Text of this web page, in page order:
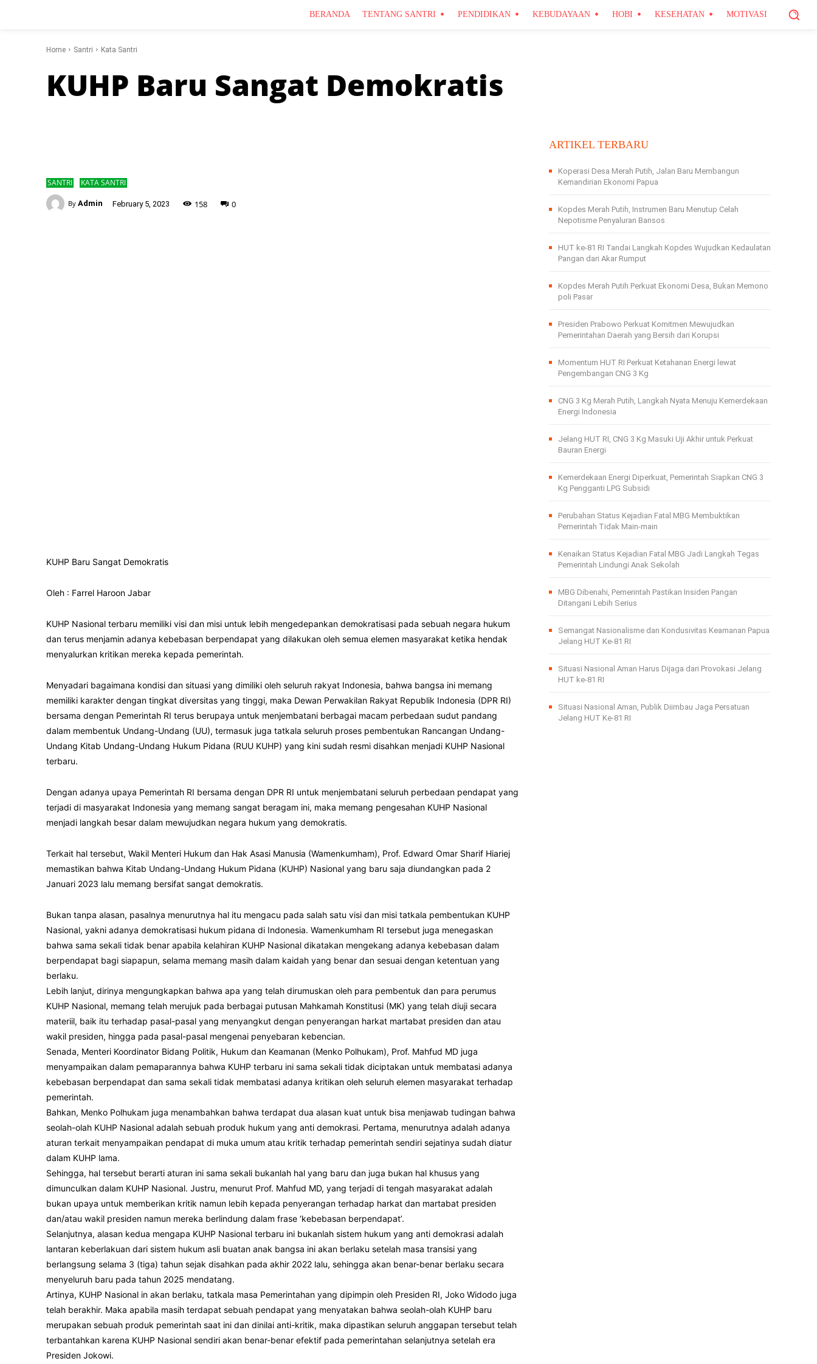
BERANDA TENTANG SANTRI PENDIDIKAN KEBUDAYAAN HOBI KESEHATAN MOTIVASI
Home Santri Kata Santri
KUHP Baru Sangat Demokratis
SANTRI KATA SANTRI
By Admin February 5, 2023 158 0
KUHP Baru Sangat Demokratis
Oleh : Farrel Haroon Jabar
KUHP Nasional terbaru memiliki visi dan misi untuk lebih mengedepankan demokratisasi pada sebuah negara hukum
dan terus menjamin adanya kebebasan berpendapat yang dilakukan oleh semua elemen masyarakat ketika hendak
menyalurkan kritikan mereka kepada pemerintah.
Menyadari bagaimana kondisi dan situasi yang dimiliki oleh seluruh rakyat Indonesia, bahwa bangsa ini memang
memiliki karakter dengan tingkat diversitas yang tinggi, maka Dewan Perwakilan Rakyat Republik Indonesia (DPR RI)
bersama dengan Pemerintah RI terus berupaya untuk menjembatani berbagai macam perbedaan sudut pandang
dalam membentuk Undang-Undang (UU), termasuk juga tatkala seluruh proses pembentukan Rancangan Undang-
Undang Kitab Undang-Undang Hukum Pidana (RUU KUHP) yang kini sudah resmi disahkan menjadi KUHP Nasional
terbaru.
Dengan adanya upaya Pemerintah RI bersama dengan DPR RI untuk menjembatani seluruh perbedaan pendapat yang
terjadi di masyarakat Indonesia yang memang sangat beragam ini, maka memang pengesahan KUHP Nasional
menjadi langkah besar dalam mewujudkan negara hukum yang demokratis.
Terkait hal tersebut, Wakil Menteri Hukum dan Hak Asasi Manusia (Wamenkumham), Prof. Edward Omar Sharif Hiariej
memastikan bahwa Kitab Undang-Undang Hukum Pidana (KUHP) Nasional yang baru saja diundangkan pada 2
Januari 2023 lalu memang bersifat sangat demokratis.
Bukan tanpa alasan, pasalnya menurutnya hal itu mengacu pada salah satu visi dan misi tatkala pembentukan KUHP
Nasional, yakni adanya demokratisasi hukum pidana di Indonesia. Wamenkumham RI tersebut juga menegaskan
bahwa sama sekali tidak benar apabila kelahiran KUHP Nasional dikatakan mengekang adanya kebebasan dalam
berpendapat bagi siapapun, selama memang masih dalam kaidah yang benar dan sesuai dengan ketentuan yang
berlaku.
Lebih lanjut, dirinya mengungkapkan bahwa apa yang telah dirumuskan oleh para pembentuk dan para perumus
KUHP Nasional, memang telah merujuk pada berbagai putusan Mahkamah Konstitusi (MK) yang telah diuji secara
materiil, baik itu terhadap pasal-pasal yang menyangkut dengan penyerangan harkat martabat presiden dan atau
wakil presiden, hingga pada pasal-pasal mengenai penyebaran kebencian.
Senada, Menteri Koordinator Bidang Politik, Hukum dan Keamanan (Menko Polhukam), Prof. Mahfud MD juga
menyampaikan dalam pemaparannya bahwa KUHP terbaru ini sama sekali tidak diciptakan untuk membatasi adanya
kebebasan berpendapat dan sama sekali tidak membatasi adanya kritikan oleh seluruh elemen masyarakat terhadap
pemerintah.
Bahkan, Menko Polhukam juga menambahkan bahwa terdapat dua alasan kuat untuk bisa menjawab tudingan bahwa
seolah-olah KUHP Nasional adalah sebuah produk hukum yang anti demokrasi. Pertama, menurutnya adalah adanya
aturan terkait menyampaikan pendapat di muka umum atau kritik terhadap pemerintah sendiri sejatinya sudah diatur
dalam KUHP lama.
Sehingga, hal tersebut berarti aturan ini sama sekali bukanlah hal yang baru dan juga bukan hal khusus yang
dimunculkan dalam KUHP Nasional. Justru, menurut Prof. Mahfud MD, yang terjadi di tengah masyarakat adalah
bukan upaya untuk memberikan kritik namun lebih kepada penyerangan terhadap harkat dan martabat presiden
dan/atau wakil presiden namun mereka berlindung dalam frase ‘kebebasan berpendapat’.
Selanjutnya, alasan kedua mengapa KUHP Nasional terbaru ini bukanlah sistem hukum yang anti demokrasi adalah
lantaran keberlakuan dari sistem hukum asli buatan anak bangsa ini akan berlaku setelah masa transisi yang
berlangsung selama 3 (tiga) tahun sejak disahkan pada akhir 2022 lalu, sehingga akan benar-benar berlaku secara
menyeluruh baru pada tahun 2025 mendatang.
Artinya, KUHP Nasional in akan berlaku, tatkala masa Pemerintahan yang dipimpin oleh Presiden RI, Joko Widodo juga
telah berakhir. Maka apabila masih terdapat sebuah pendapat yang menyatakan bahwa seolah-olah KUHP baru
merupakan sebuah produk pemerintah saat ini dan dinilai anti-kritik, maka dipastikan seluruh anggapan tersebut telah
terbantahkan karena KUHP Nasional sendiri akan benar-benar efektif pada pemerintahan selanjutnya setelah era
Presiden Jokowi.
ARTIKEL TERBARU
Koperasi Desa Merah Putih, Jalan Baru Membangun
Kemandirian Ekonomi Papua
Kopdes Merah Putih, Instrumen Baru Menutup Celah
Nepotisme Penyaluran Bansos
HUT ke-81 RI Tandai Langkah Kopdes Wujudkan Kedaulatan
Pangan dari Akar Rumput
Kopdes Merah Putih Perkuat Ekonomi Desa, Bukan Memono
poli Pasar
Presiden Prabowo Perkuat Komitmen Mewujudkan
Pemerintahan Daerah yang Bersih dari Korupsi
Momentum HUT RI Perkuat Ketahanan Energi lewat
Pengembangan CNG 3 Kg
CNG 3 Kg Merah Putih, Langkah Nyata Menuju Kemerdekaan
Energi Indonesia
Jelang HUT RI, CNG 3 Kg Masuki Uji Akhir untuk Perkuat
Bauran Energi
Kemerdekaan Energi Diperkuat, Pemerintah Siapkan CNG 3
Kg Pengganti LPG Subsidi
Perubahan Status Kejadian Fatal MBG Membuktikan
Pemerintah Tidak Main-main
Kenaikan Status Kejadian Fatal MBG Jadi Langkah Tegas
Pemerintah Lindungi Anak Sekolah
MBG Dibenahi, Pemerintah Pastikan Insiden Pangan
Ditangani Lebih Serius
Semangat Nasionalisme dan Kondusivitas Keamanan Papua
Jelang HUT Ke-81 RI
Situasi Nasional Aman Harus Dijaga dari Provokasi Jelang
HUT ke-81 RI
Situasi Nasional Aman, Publik Diimbau Jaga Persatuan
Jelang HUT Ke-81 RI